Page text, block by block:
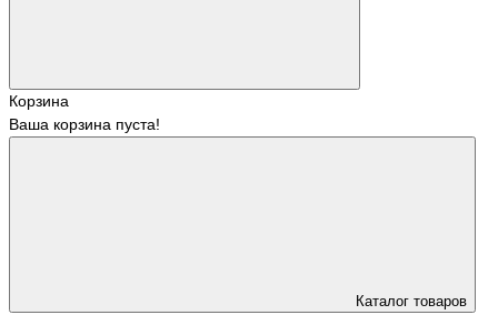
Корзина
Ваша корзина пуста!
Каталог товаров